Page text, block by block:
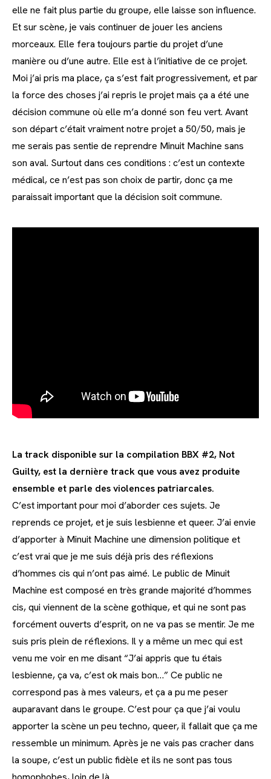
elle ne fait plus partie du groupe, elle laisse son influence.
Et sur scène, je vais continuer de jouer les anciens
morceaux. Elle fera toujours partie du projet d’une
manière ou d’une autre. Elle est à l’initiative de ce projet.
Moi j’ai pris ma place, ça s’est fait progressivement, et par
la force des choses j’ai repris le projet mais ça a été une
décision commune où elle m’a donné son feu vert. Avant
son départ c’était vraiment notre projet a 50/50, mais je
me serais pas sentie de reprendre Minuit Machine sans
son aval. Surtout dans ces conditions : c’est un contexte
médical, ce n’est pas son choix de partir, donc ça me
paraissait important que la décision soit commune.
La track disponible sur la compilation BBX #2, Not
Guilty, est la dernière track que vous avez produite
ensemble et parle des violences patriarcales.
C’est important pour moi d’aborder ces sujets. Je
reprends ce projet, et je suis lesbienne et queer. J’ai envie
d’apporter à Minuit Machine une dimension politique et
c’est vrai que je me suis déjà pris des réflexions
d’hommes cis qui n’ont pas aimé. Le public de Minuit
Machine est composé en très grande majorité d’hommes
cis, qui viennent de la scène gothique, et qui ne sont pas
forcément ouverts d’esprit, on ne va pas se mentir. Je me
suis pris plein de réflexions. Il y a même un mec qui est
venu me voir en me disant “J’ai appris que tu étais
lesbienne, ça va, c’est ok mais bon…” Ce public ne
correspond pas à mes valeurs, et ça a pu me peser
auparavant dans le groupe. C’est pour ça que j’ai voulu
apporter la scène un peu techno, queer, il fallait que ça me
ressemble un minimum. Après je ne vais pas cracher dans
la soupe, c’est un public fidèle et ils ne sont pas tous